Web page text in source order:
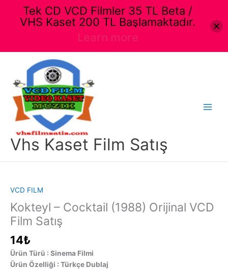
Vhs Kaset Film Satış
VCD FILM
Kokteyl – Cocktail (1988) Orijinal VCD
Film Satış
14₺
Ürün Türü : Sinema Filmi
Ürün Özelliği : Türkçe Dublaj
Tek CD VCD Filmler 35 TL Beta /
VHS Kaset 200 TL Başlamaktadır.
Learn more